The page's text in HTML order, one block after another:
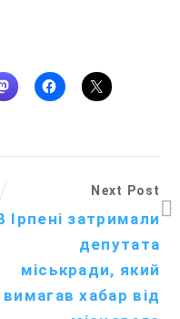
Next Post
Ірпені затримали
депутата
міськради, який
вимагав хабар від